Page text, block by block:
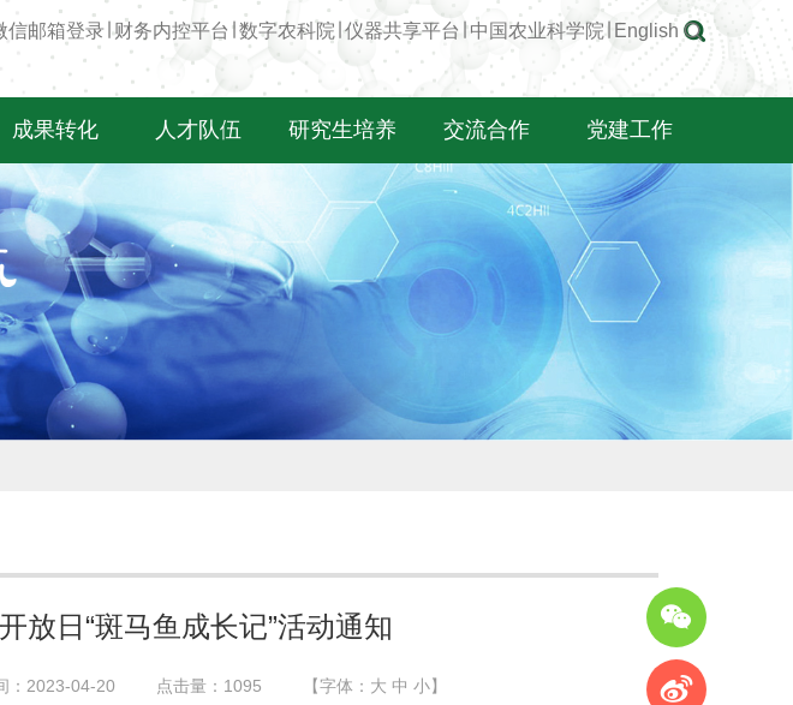
信邮箱登录 ∣财务内控平台 ∣ 数字农科院 ∣仪器共享平台 ∣中国农业科学院 English
成果转化 人才队伍 研究生培养 交流合作 党建工作
放日“斑马鱼成长记”活动通知
：2023-04-20 点击量： 1095 【字体： 大 中 小】